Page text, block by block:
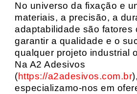
No universo da fixação e
materiais, a precisão, a
adaptabilidade são fatores
garantir a qualidade e o
qualquer projeto industrial
Na A2 Adesivos
(https://a2adesivos.com.br),
especializamo-nos em